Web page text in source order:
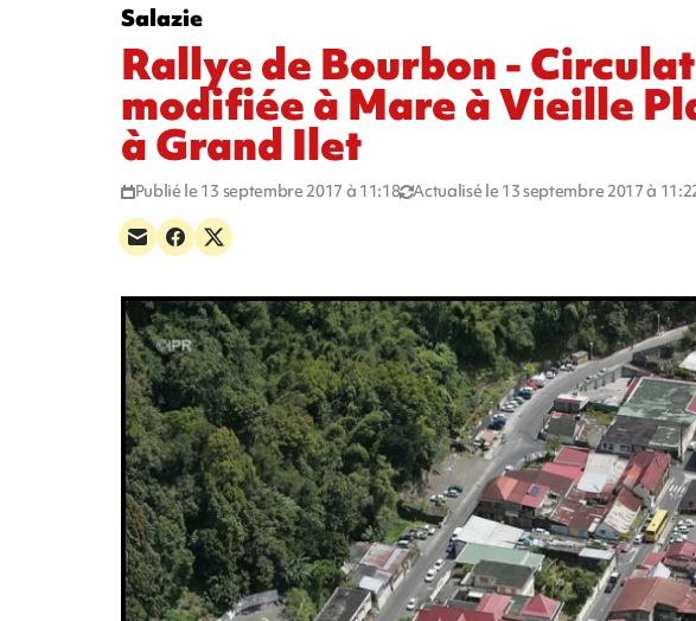
Salazie
Rallye de Bourbon -
modifiée à Mare à Vieille
à Grand Ilet
Publié le 13 septembre 2017 à 11:18 Actualisé le 13 septembre 2017 à